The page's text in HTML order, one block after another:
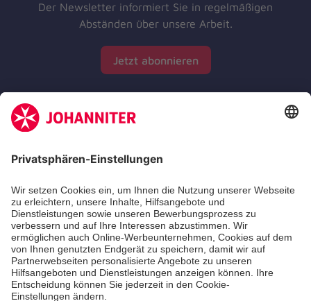
Der Newsletter informiert Sie in regelmäßigen
Abständen über unsere Arbeit.
Jetzt abonnieren
Zertifizierung der Johanniter-Unfall-Hilfe e.V.
Die Johanniter GmbH führt das Spendenzertifikat
des Deutschen Spendenrats e.V.